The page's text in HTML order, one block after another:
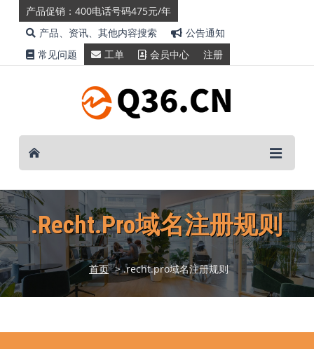
产品促销：400电话号码475元/年
产品、资讯、其他内容搜索
公告通知
常见问题
工单 会员中心 注册
.recht.pro域名注册规则
首页 > .recht.pro域名注册规则